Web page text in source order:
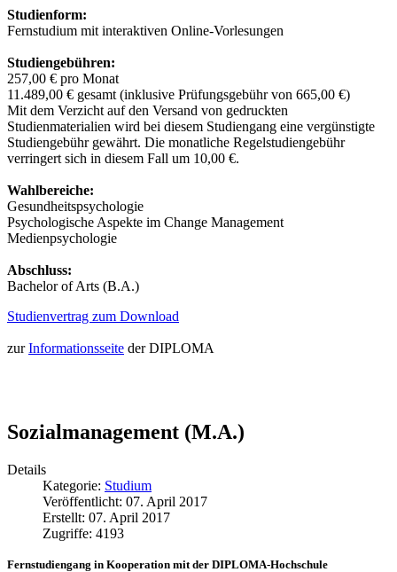
Studienform:
Fernstudium mit interaktiven Online-Vorlesungen
Studiengebühren:
257,00 € pro Monat
11.489,00 € gesamt (inklusive Prüfungsgebühr von 665,00 €)
Mit dem Verzicht auf den Versand von gedruckten
Studienmaterialien wird bei diesem Studiengang eine vergünstigte
Studiengebühr gewährt. Die monatliche Regelstudiengebühr
verringert sich in diesem Fall um 10,00 €.
Wahlbereiche:
Gesundheitspsychologie
Psychologische Aspekte im Change Management
Medienpsychologie
Abschluss:
Bachelor of Arts (B.A.)
Studienvertrag zum Download
zurInformationsseite der DIPLOMA
Sozialmanagement (M.A.)
Details
Kategorie: Studium
Veröffentlicht: 07. April 2017
Erstellt: 07. April 2017
Zugriffe: 4193
Fernstudiengang in Kooperation mit der DIPLOMA-Hochschule